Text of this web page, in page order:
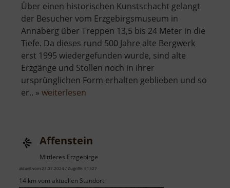
Über einen historischen Kunstschacht gelangt
der Besucher vom Erzgebirgsmuseum in
Annaberg über Treppen 13,5 bis 24 Meter in die
Tiefe. Da dieses rund 500 Jahre alte Bergwerk
erst 1995 wiedergefunden wurde, sind alte
Erzgänge und Stollen noch in ihrer
ursprünglichen Form erhalten geblieben und so
er.. » weiterlesen
Affenstein
Mittleres Erzgebirge
aktuell vom 23.07.2024 / Zugriffe: 51327
14 km vom aktuellen Standort